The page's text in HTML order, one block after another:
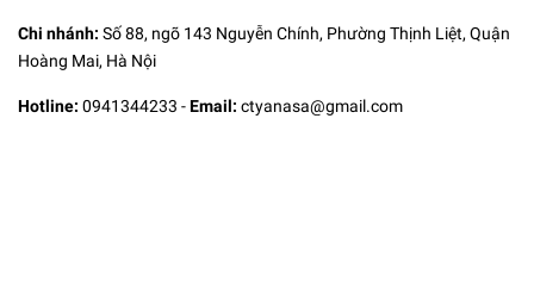
Chi nhánh: Số 88, ngõ 143 Nguyễn Chính, Phường Thịnh Liệt, Quận
Hoàng Mai, Hà Nội
Hotline: 0941344233 -Email: ctyanasa@gmail.com